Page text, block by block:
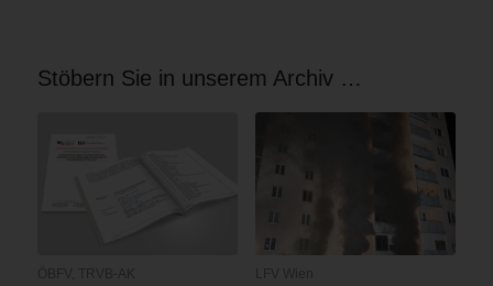
Stöbern Sie in unserem Archiv …